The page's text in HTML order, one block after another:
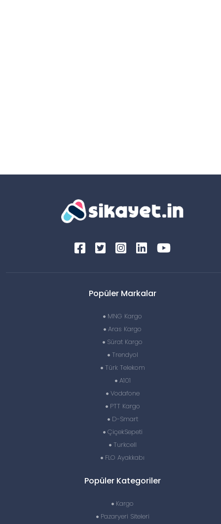
Popüler Markalar
MNG Kargo
Aras Kargo
Sürat Kargo
Trendyol
Türk Telekom
A101
Vodafone
PTT Kargo
D-Smart
ÇiçekSepeti
Turkcell
FLO Ayakkabı
Popüler Kategoriler
Kargo
Pazaryeri Siteleri